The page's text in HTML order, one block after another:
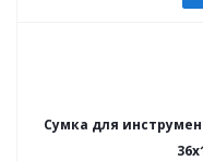
Сумка для